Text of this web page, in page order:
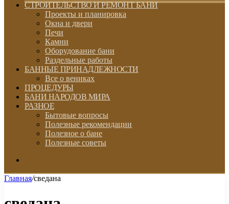
СТРОИТЕЛЬСТВО И РЕМОНТ БАНИ
Проекты и планировка
Окна и двери
Печи
Камни
Оборудование бани
Раздельные работы
БАННЫЕ ПРИНАДЛЕЖНОСТИ
Все о вениках
ПРОЦЕДУРЫ
БАНИ НАРОДОВ МИРА
РАЗНОЕ
Бытовые вопросы
Полезные рекомендации
Полезное о бане
Полезные советы
Главная/сведана